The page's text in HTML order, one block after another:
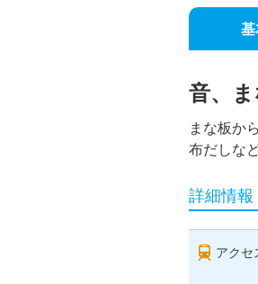
音、
まな板か
布だしな
詳細情報
アクセ